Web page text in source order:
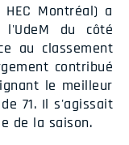
Montréal) a
du côté
au classement
contribué
le meilleur
71. Il s'agissait
de la saison.